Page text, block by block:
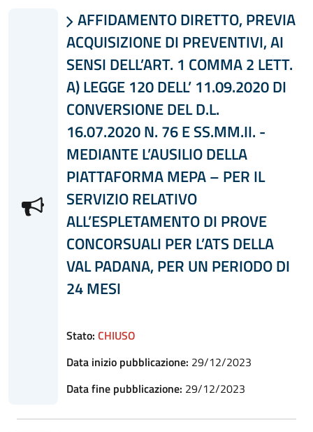
 AFFIDAMENTO DIRETTO, PREVIA
ACQUISIZIONE DI PREVENTIVI, AI
SENSI DELL’ART. 1 COMMA 2 LETT.
A) LEGGE 120 DELL’ 11.09.2020 DI
CONVERSIONE DEL D.L.
16.07.2020 N. 76 E SS.MM.II. -
MEDIANTE L’AUSILIO DELLA
PIATTAFORMA MEPA – PER IL
SERVIZIO RELATIVO
ALL’ESPLETAMENTO DI PROVE
CONCORSUALI PER L’ATS DELLA
VAL PADANA, PER UN PERIODO DI
24 MESI
Stato: CHIUSO
Data inizio pubblicazione: 29/12/2023
Data fine pubblicazione: 29/12/2023